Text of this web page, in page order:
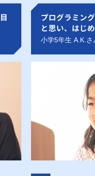
プログラミン
と思い、はじめ
小学5年生 A.K.さ